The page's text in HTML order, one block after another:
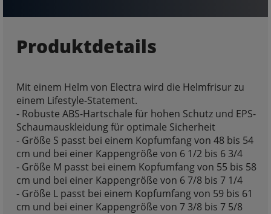
Produktdetails
Mit einem Helm von Electra wird die Helmfrisur zu
einem Lifestyle-Statement.
- Robuste ABS-Hartschale für hohen Schutz und EPS-
Schaumauskleidung für optimale Sicherheit
- Größe S passt bei einem Kopfumfang von 48 bis 54
cm und bei einer Kappengröße von 6 1/2 bis 6 3/4
- Größe M passt bei einem Kopfumfang von 55 bis 58
cm und bei einer Kappengröße von 6 7/8 bis 7 1/4
- Größe L passt bei einem Kopfumfang von 59 bis 61
cm und bei einer Kappengröße von 7 3/8 bis 7 5/8